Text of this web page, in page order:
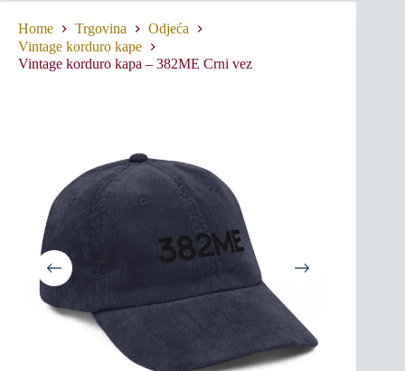
Home Trgovina
Odjeća
Vintage korduro kape
Vintage korduro kapa – 382ME Crni vez